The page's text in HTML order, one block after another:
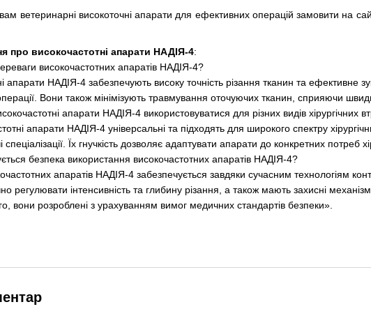
ветеринарні високоточні апарати для ефективних операцій замовити на
про високочастотні апарати НАДІЯ-4:
високочастотних апаратів НАДІЯ-4?
апарати НАДІЯ-4 забезпечують високу точність різання тканин та
Вони також мінімізують травмування оточуючих тканин, сприяючи
апарати НАДІЯ-4 використовуватися для різних видів хірургічних
апарати НАДІЯ-4 універсальні та підходять для широкого спектру
спеціалізації. Їх гнучкість дозволяє адаптувати апарати до конкретних потреб
безпека використання високочастотних апаратів НАДІЯ-4?
апаратів НАДІЯ-4 забезпечується завдяки сучасним технологіям
регулювати інтенсивність та глибину різання, а також мають захисні
вони розроблені з урахуванням вимог медичних стандартів безпеки».